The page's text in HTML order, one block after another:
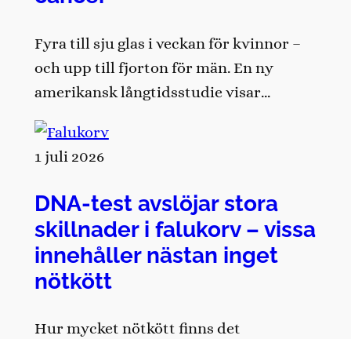
Fyra till sju glas i veckan för kvinnor –
och upp till fjorton för män. En ny
amerikansk långtidsstudie visar…
1 juli 2026
DNA-test avslöjar stora
skillnader i falukorv – vissa
innehåller nästan inget
nötkött
Hur mycket nötkött finns det